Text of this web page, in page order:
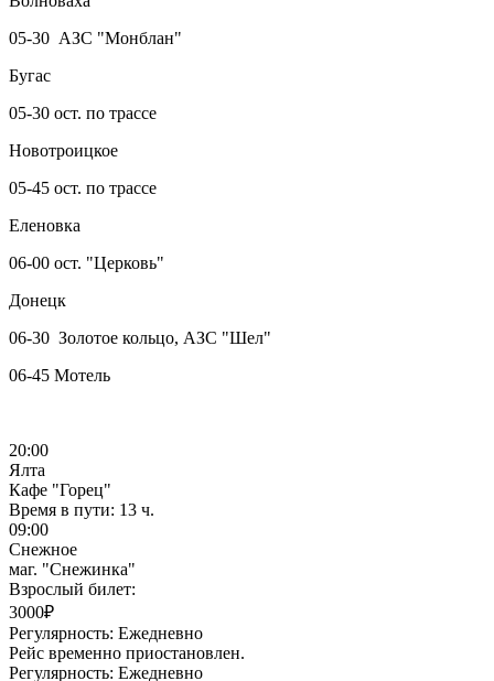
05-30 АЗС "Монблан"
Бугас
05-30 ост. по трассе
Новотроицкое
05-45 ост. по трассе
Еленовка
06-00 ост. "Церковь"
Донецк
06-30 Золотое кольцо, АЗС "Шел"
06-45 Мотель
20:00
Ялта
Кафе "Горец"
Время в пути: 13 ч.
09:00
Снежное
маг. "Снежинка"
Взрослый билет:
3000₽
Регулярность: Ежедневно
Рейс временно приостановлен.
Регулярность: Ежедневно